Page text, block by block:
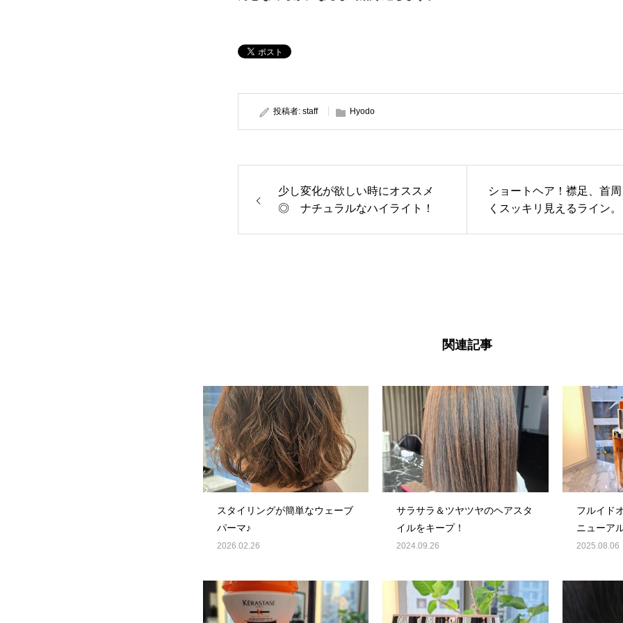
投稿者: staff Hyodo
少し変化が欲しい時にオススメ
◎ ナチュラルなハイライト！
ショートヘア！襟足、首
くスッキリ見えるライン。
関連記事
スタイリングが簡単なウェーブ
パーマ♪
2026.02.26
サラサラ＆ツヤツヤのヘアスタ
イルをキープ！
2024.09.26
フルイド
ニューア
2025.08.06